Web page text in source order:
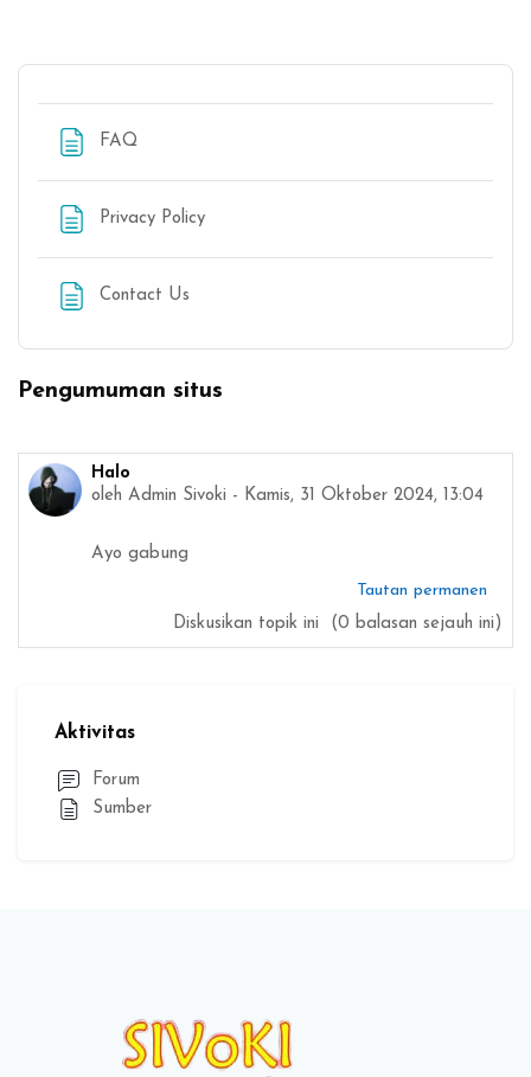
FAQ
Privacy PolicyHalaman
Contact Us
Pengumuman situs
Halo
oleh Admin Sivoki - Kamis, 31 Oktober 2024, 13:04
Ayo gabung
Tautan permanen
Diskusikan topik ini
(0 balasan sejauh ini)
Aktivitas
Forum
Sumber